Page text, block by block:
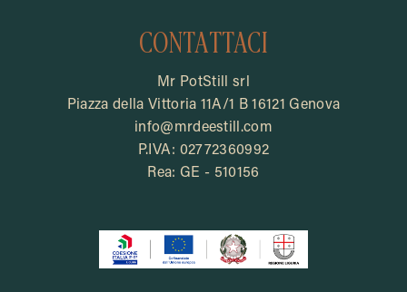
CONTATTACI
Mr PotStill srl
Piazza della Vittoria 11A/1 B 16121 Genova
info@mrdeestill.com
P.IVA: 02772360992
Rea: GE - 510156